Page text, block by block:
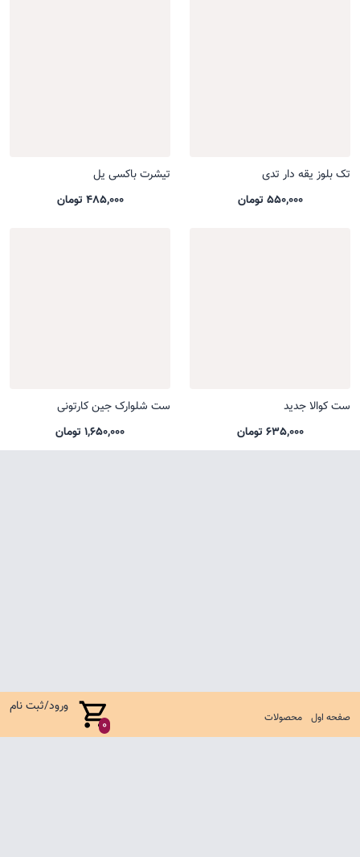
صفحه اول محصولات 0
ورود/ثبت نام
تک بلوز یقه دار تدی
550,000 تومان
تیشرت باکسی یل
485,000 تومان
ست کوالا جدید
635,000 تومان
ست شلوارک جین کارتونی
1,650,000 تومان